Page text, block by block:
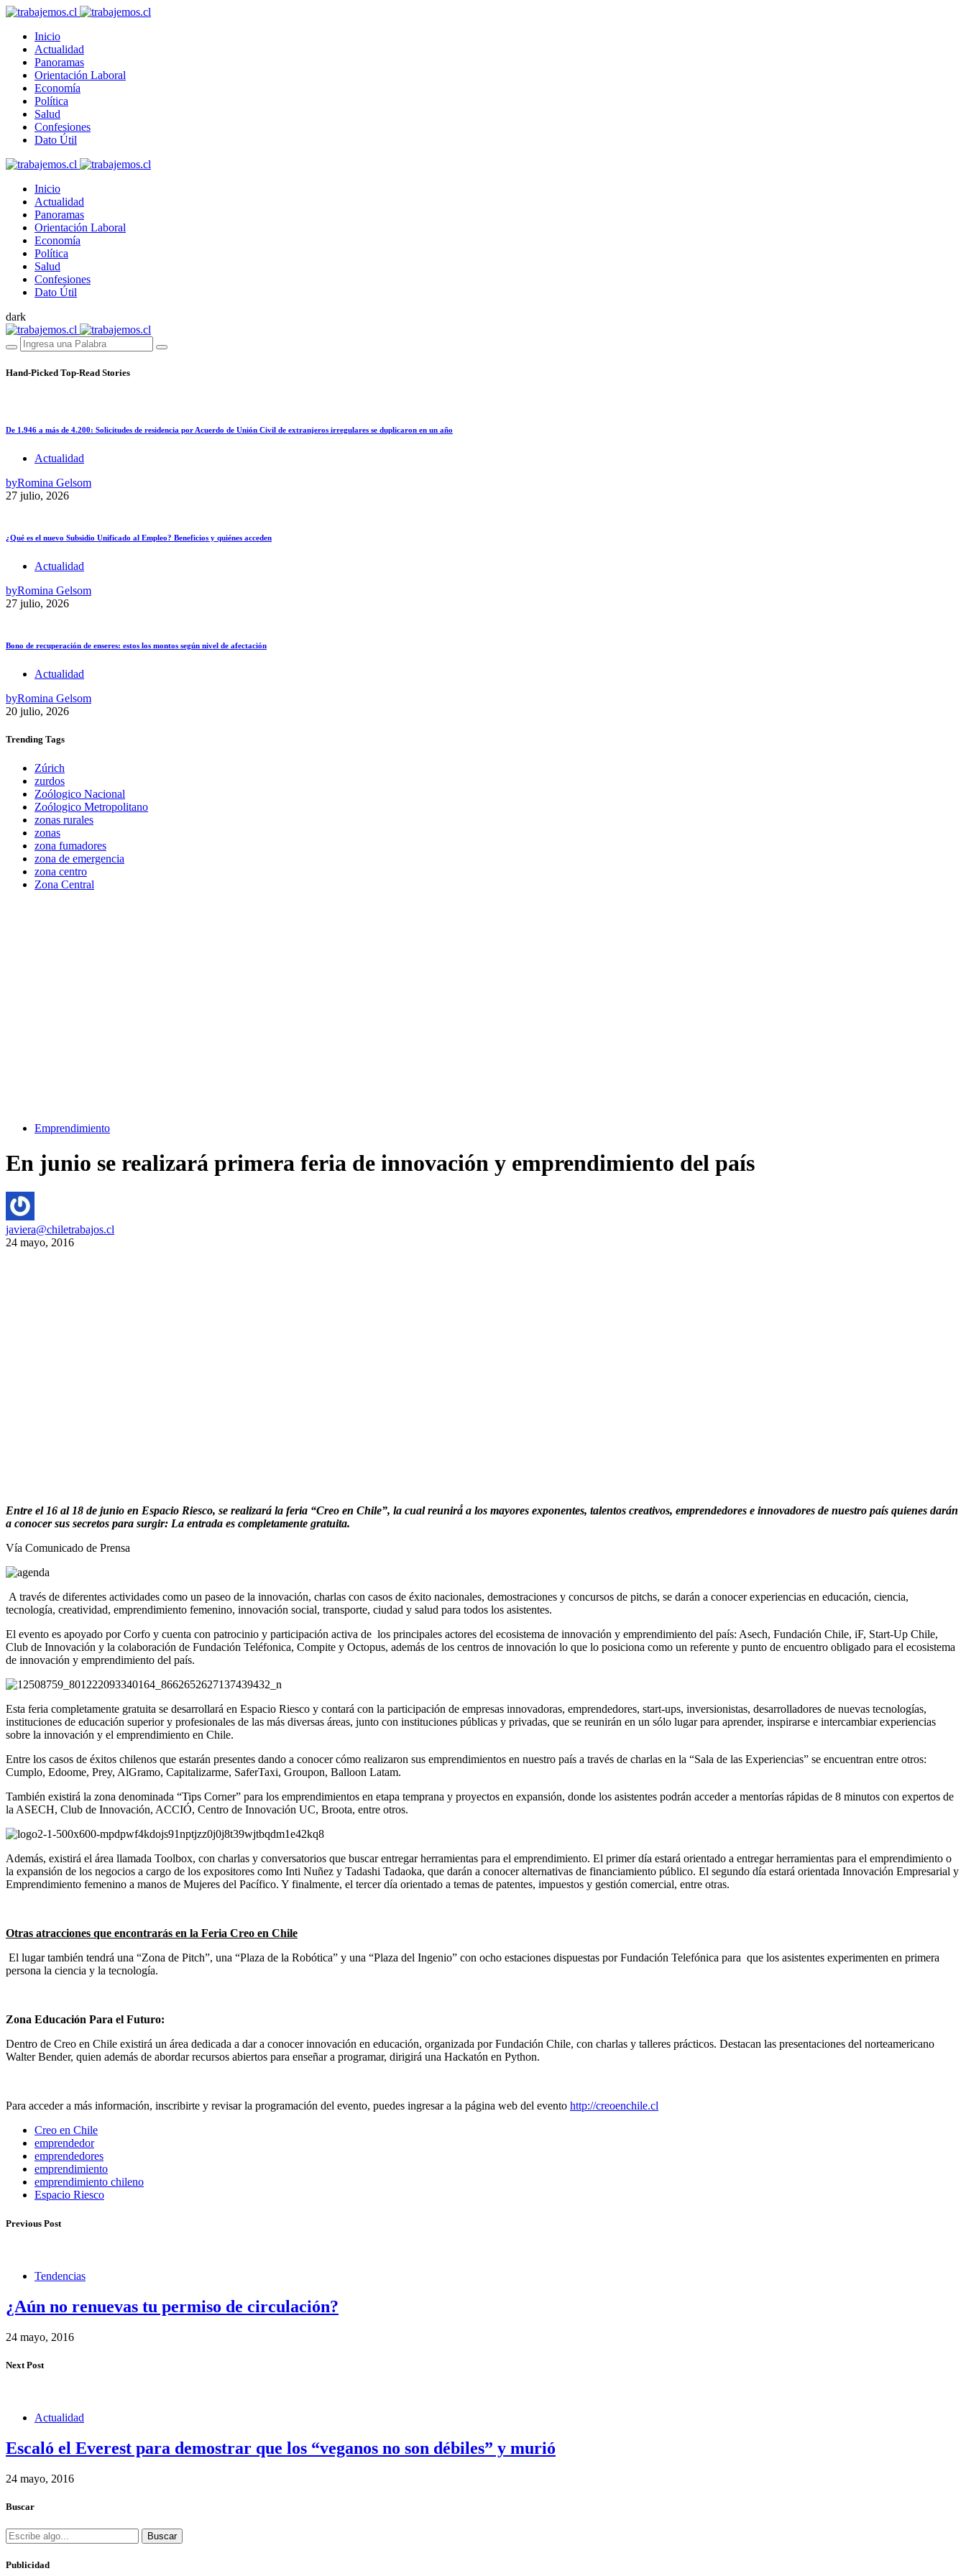
Inicio
Actualidad
Panoramas
Orientación Laboral
Economía
Política
Salud
Confesiones
Dato Útil
Inicio
Actualidad
Panoramas
Orientación Laboral
Economía
Política
Salud
Confesiones
Dato Útil
dark
Hand-Picked Top-Read Stories
De 1.946 a más de 4.200: Solicitudes de residencia por Acuerdo de Unión Civil de extranjeros irregulares se duplicaron en un año
Actualidad
byRomina Gelsom
27 julio, 2026
¿Qué es el nuevo Subsidio Unificado al Empleo? Beneficios y quiénes acceden
Actualidad
byRomina Gelsom
27 julio, 2026
Bono de recuperación de enseres: estos los montos según nivel de afectación
Actualidad
byRomina Gelsom
20 julio, 2026
Trending Tags
Zúrich
zurdos
Zoólogico Nacional
Zoólogico Metropolitano
zonas rurales
zonas
zona fumadores
zona de emergencia
zona centro
Zona Central
Emprendimiento
En junio se realizará primera feria de innovación y emprendimiento del país
javiera@chiletrabajos.cl
24 mayo, 2016
Entre el 16 al 18 de junio en Espacio Riesco, se realizará la feria “Creo en Chile”, la cual reunirá́ a los mayores exponentes, talentos creativos, emprendedores e innovadores de nuestro país quienes darán
a conocer sus secretos para surgir: La entrada es completamente gratuita.
Vía Comunicado de Prensa
A través de diferentes actividades como un paseo de la innovación, charlas con casos de éxito nacionales, demostraciones y concursos de pitchs, se darán a conocer experiencias en educación, ciencia,
tecnología, creatividad, emprendimiento femenino, innovación social, transporte, ciudad y salud para todos los asistentes.
El evento es apoyado por Corfo y cuenta con patrocinio y participación activa de los principales actores del ecosistema de innovación y emprendimiento del país: Asech, Fundación Chile, iF, Start-Up Chile,
Club de Innovación y la colaboración de Fundación Teléfonica, Compite y Octopus, además de los centros de innovación lo que lo posiciona como un referente y punto de encuentro obligado para el ecosistema
de innovación y emprendimiento del país.
Esta feria completamente gratuita se desarrollará en Espacio Riesco y contará con la participación de empresas innovadoras, emprendedores, start-ups, inversionistas, desarrolladores de nuevas tecnologías,
instituciones de educación superior y profesionales de las más diversas áreas, junto con instituciones públicas y privadas, que se reunirán en un sólo lugar para aprender, inspirarse e intercambiar experiencias
sobre la innovación y el emprendimiento en Chile.
Entre los casos de éxitos chilenos que estarán presentes dando a conocer cómo realizaron sus emprendimientos en nuestro país a través de charlas en la “Sala de las Experiencias” se encuentran entre otros:
Cumplo, Edoome, Prey, AlGramo, Capitalizarme, SaferTaxi, Groupon, Balloon Latam.
También existirá la zona denominada “Tips Corner” para los emprendimientos en etapa temprana y proyectos en expansión, donde los asistentes podrán acceder a mentorías rápidas de 8 minutos con expertos de
la ASECH, Club de Innovación, ACCIÓ, Centro de Innovación UC, Broota, entre otros.
Además, existirá el área llamada Toolbox, con charlas y conversatorios que buscar entregar herramientas para el emprendimiento. El primer día estará orientado a entregar herramientas para el emprendimiento o
la expansión de los negocios a cargo de los expositores como Inti Nuñez y Tadashi Tadaoka, que darán a conocer alternativas de financiamiento público. El segundo día estará orientada Innovación Empresarial y
Emprendimiento femenino a manos de Mujeres del Pacífico. Y finalmente, el tercer día orientado a temas de patentes, impuestos y gestión comercial, entre otras.
Otras atracciones que encontrarás en la Feria Creo en Chile
El lugar también tendrá una “Zona de Pitch”, una “Plaza de la Robótica” y una “Plaza del Ingenio” con ocho estaciones dispuestas por Fundación Telefónica para que los asistentes experimenten en primera
persona la ciencia y la tecnología.
Zona Educación Para el Futuro:
Dentro de Creo en Chile existirá un área dedicada a dar a conocer innovación en educación, organizada por Fundación Chile, con charlas y talleres prácticos. Destacan las presentaciones del norteamericano
Walter Bender, quien además de abordar recursos abiertos para enseñar a programar, dirigirá una Hackatón en Python.
Para acceder a más información, inscribirte y revisar la programación del evento, puedes ingresar a la página web del evento http://creoenchile.cl
Creo en Chile
emprendedor
emprendedores
emprendimiento
emprendimiento chileno
Espacio Riesco
Previous Post
Tendencias
¿Aún no renuevas tu permiso de circulación?
24 mayo, 2016
Next Post
Actualidad
Escaló el Everest para demostrar que los “veganos no son débiles” y murió
24 mayo, 2016
Buscar
Buscar
Publicidad